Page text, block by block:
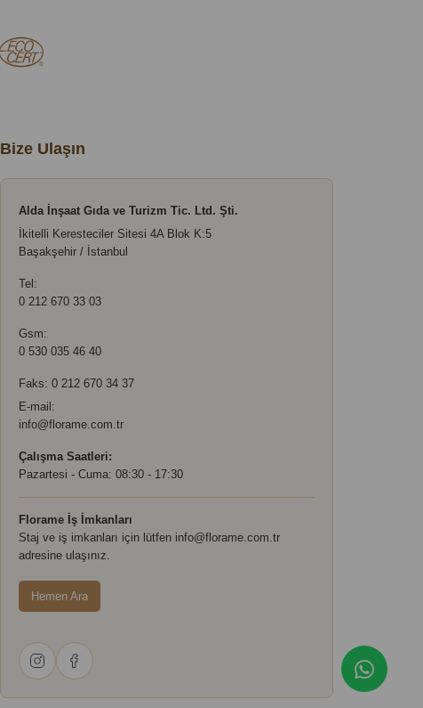
Bize Ulaşın
Alda İnşaat Gıda ve Turizm Tic. Ltd. Şti.
İkitelli Keresteciler Sitesi 4A Blok K:5
Başakşehir / İstanbul
Tel:
0 212 670 33 03
Gsm:
0 530 035 46 40
Faks: 0 212 670 34 37
E-mail:
info@florame.com.tr
Çalışma Saatleri:
Pazartesi - Cuma: 08:30 - 17:30
Florame İş İmkanları
Staj ve iş imkanları için lütfen info@florame.com.tr
adresine ulaşınız.
Hemen Ara